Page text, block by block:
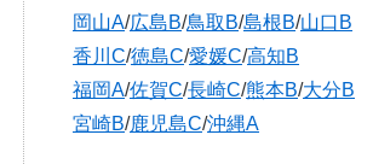
岡山A/広島B/鳥取B/島根B/山口B
香川C/徳島C/愛媛C/高知B
福岡A/佐賀C/長崎C/熊本B/大分B
宮崎B/鹿児島C/沖縄A